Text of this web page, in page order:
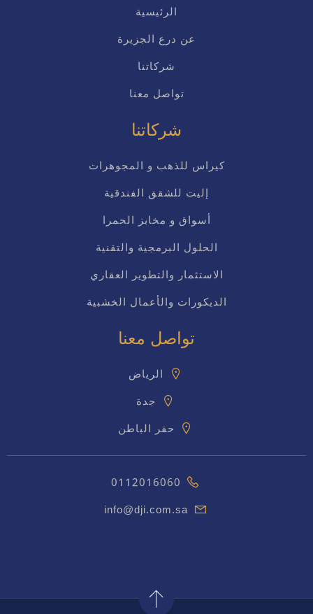
الرئيسية
عن درع الجزيرة
شركاتنا
تواصل معنا
شركاتنا
كيراس للذهب و المجوهرات
إليت للشقق الفندقية
أسواق و مخابز الحمرا
الحلول البرمجية والتقنية
الاستثمار والتطوير العقاري
الديكورات والأعمال الخشبية
تواصل معنا
الرياض
جدة
حفر الباطن
0112016060
info@dji.com.sa